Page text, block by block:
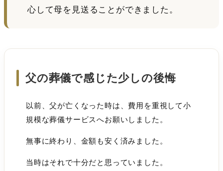
心して母を見送ることができました。
父の葬儀で感じた少しの後悔
以前、父が亡くなった時は、費用を重視して小
規模な葬儀サービスへお願いしました。
無事に終わり、金額も安く済みました。
当時はそれで十分だと思っていました。